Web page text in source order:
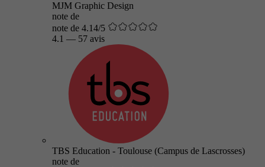
MJM Graphic Design
note de
note de 4.14/5
4.1 — 57 avis
TBS Education - Toulouse (Campus de Lascrosses)
note de